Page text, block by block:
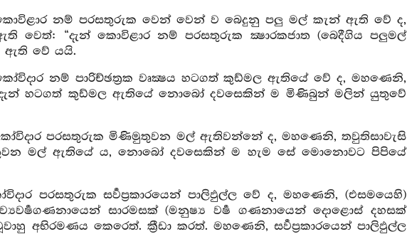
නම් පරසතුරුක වෙන් වෙන් ව බෙදුනු පලු මල් කැන් ඇති වේ ද,
වෙත්: “දැන් කොවිළාර නම් පරසතුරුක ක්‍ෂාරකජාත (බෙදීගිය පලුමල්
වේ යයි.
නම් පාරිච්ඡත්‍රක වෘක්‍ෂය හටගත් කුඩ්මල ඇතියේ වේ ද, මහණෙනි,
දැන් හටගත් කුඩ්මල ඇතියේ නොබෝ දවසෙකින් ම මිණිබුන් මලින් යුතුවේ
පරසතුරුක මිණිමුතුවන මල් ඇතිවන්නේ ද, මහණෙනි, තවුතිසාවැසි
මල් ඇතියේ ය, නොබෝ දවසෙකින් ම හැම සේ මොනොවට පිපියේ
පරසතුරුක සර්‍වප්‍රකාරයෙන් පාලිඵුල්ල වේ ද, මහණෙනි, (එසමයෙහි)
සාරමසක් (මනුෂ්‍ය වර්‍ෂ ගණනායෙන් දොළොස් දහසක්
අභිරමණය කෙරෙත්. ක්‍රීඩා කරත්. මහණෙනි, සර්‍වප්‍රකාරයෙන් පාලිඵුල්ල